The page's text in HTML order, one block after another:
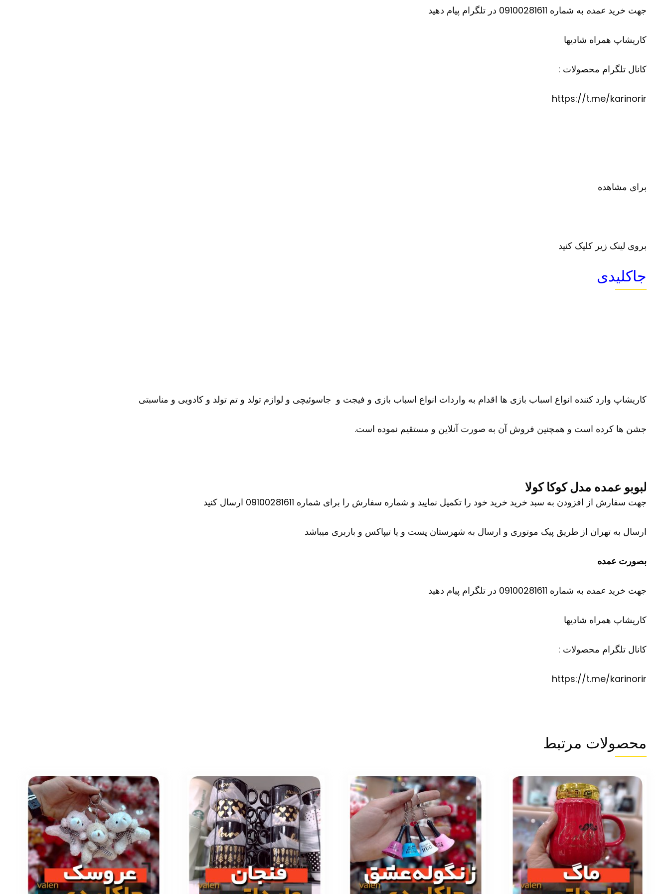
جهت خرید عمده به شماره 09100281611 در تلگرام پیام دهید
کاریشاپ همراه شادیها
کانال تلگرام محصولات :
https://t.me/karinorir
برای مشاهده
بروی لینک زیر کلیک کنید
جاکلیدی
کاریشاپ وارد کننده انواع اسباب بازی ها اقدام به واردات انواع اسباب بازی و فیجت و جاسوئیچی و لوازم تولد و تم تولد و کادویی و مناسبتی
جشن ها کرده است و همچنین فروش آن به صورت آنلاین و مستقیم نموده است.
لبوبو عمده مدل کوکا کولا
جهت سفارش از افزودن به سبد خرید خرید خود را تکمیل نمایید و شماره سفارش را برای شماره 09100281611 ارسال کنید
ارسال به تهران از طریق پیک موتوری و ارسال به شهرستان پست و یا تیپاکس و باربری میباشد
بصورت عمده
جهت خرید عمده به شماره 09100281611 در تلگرام پیام دهید
کاریشاپ همراه شادیها
کانال تلگرام محصولات :
https://t.me/karinorir
محصولات مرتبط